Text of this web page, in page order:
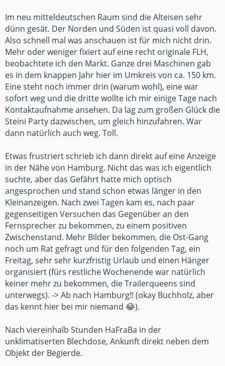
Im neu mitteldeutschen Raum sind die Alteisen sehr
dünn gesät. Der Norden und Süden ist quasi voll davon.
Also schnell mal was anschauen ist für mich nicht drin.
Mehr oder weniger fixiert auf eine recht originale FLH,
beobachtete ich den Markt. Ganze drei Maschinen gab
es in dem knappen Jahr hier im Umkreis von ca. 150 km.
Eine steht noch immer drin (warum wohl), eine war
sofort weg und die dritte wollte ich mir einige Tage nach
Kontaktaufnahme ansehen. Da lag zum großen Glück die
Steini Party dazwischen, um gleich hinzufahren. War
dann natürlich auch weg. Toll.
Etwas frustriert schrieb ich dann direkt auf eine Anzeige
in der Nähe von Hamburg. Nicht das was ich eigentlich
suchte, aber das Gefährt hatte mich optisch
angesprochen und stand schon etwas länger in den
Kleinanzeigen. Nach zwei Tagen kam es, nach paar
gegenseitigen Versuchen das Gegenüber an den
Fernsprecher zu bekommen, zu einem positiven
Zwischenstand. Mehr Bilder bekommen, die Ost-Gang
noch um Rat gefragt und für den folgenden Tag, ein
Freitag, sehr sehr kurzfristig Urlaub und einen Hänger
organisiert (fürs restliche Wochenende war natürlich
keiner mehr zu bekommen, die Trailerqueens sind
unterwegs). -> Ab nach Hamburg!! (okay Buchholz, aber
das kennt hier bei mir niemand 😂).
Nach viereinhalb Stunden HaFraBa in der
unklimatiserten Blechdose, Ankunft direkt neben dem
Objekt der Begierde.